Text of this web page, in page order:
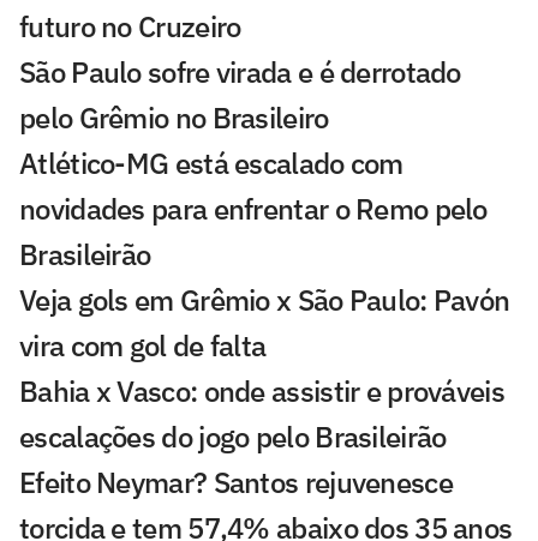
futuro no Cruzeiro
São Paulo sofre virada e é derrotado
pelo Grêmio no Brasileiro
Atlético-MG está escalado com
novidades para enfrentar o Remo pelo
Brasileirão
Veja gols em Grêmio x São Paulo: Pavón
vira com gol de falta
Bahia x Vasco: onde assistir e prováveis
escalações do jogo pelo Brasileirão
Efeito Neymar? Santos rejuvenesce
torcida e tem 57,4% abaixo dos 35 anos